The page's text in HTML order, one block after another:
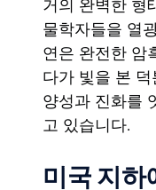
거의 완벽한 형
물학자들을 열
연은 완전한 암
다가 빛을 본
양성과 진화를
고 있습니다.
미국 지하